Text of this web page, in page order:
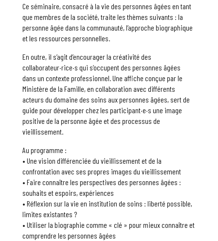
Ce séminaire, consacré à la vie des personnes âgées en tant
que membres de la société, traite les thèmes suivants : la
personne âgée dans la communauté, l’approche biographique
et les ressources personnelles.
En outre, il s’agit d’encourager la créativité des
collaborateur·rice·s qui s’occupent des personnes âgées
dans un contexte professionnel. Une affiche conçue par le
Ministère de la Famille, en collaboration avec différents
acteurs du domaine des soins aux personnes âgées, sert de
guide pour développer chez les participant·e·s une image
positive de la personne âgée et des processus de
vieillissement.
Au programme :
• Une vision différenciée du vieillissement et de la
confrontation avec ses propres images du vieillissement
• Faire connaître les perspectives des personnes âgées :
souhaits et espoirs, expériences
• Réflexion sur la vie en institution de soins : liberté possible,
limites existantes ?
• Utiliser la biographie comme « clé » pour mieux connaître et
comprendre les personnes âgées